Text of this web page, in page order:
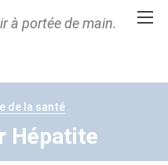
à portée de main.
de la santé
Hépatite